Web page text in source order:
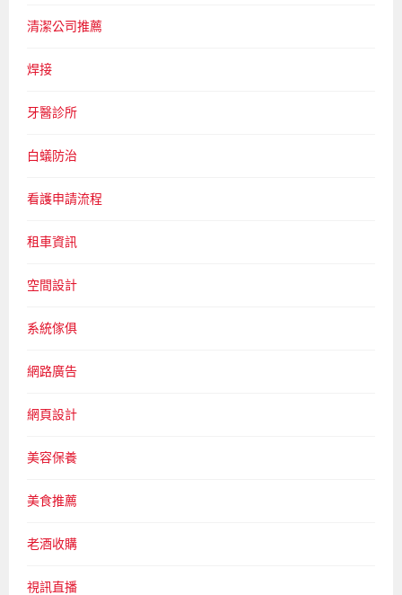
清潔公司推薦
焊接
牙醫診所
白蟻防治
看護申請流程
租車資訊
空間設計
系統傢俱
網路廣告
網頁設計
美容保養
美食推薦
老酒收購
視訊直播